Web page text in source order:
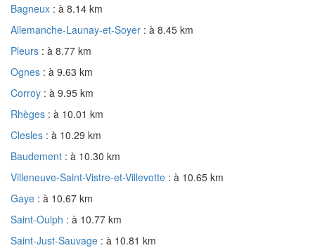
Bagneux : à 8.14 km
Allemanche-Launay-et-Soyer : à 8.45 km
Pleurs : à 8.77 km
Ognes : à 9.63 km
Corroy : à 9.95 km
Rhèges : à 10.01 km
Clesles : à 10.29 km
Baudement : à 10.30 km
Villeneuve-Saint-Vistre-et-Villevotte : à 10.65 km
Gaye : à 10.67 km
Saint-Oulph : à 10.77 km
Saint-Just-Sauvage : à 10.81 km